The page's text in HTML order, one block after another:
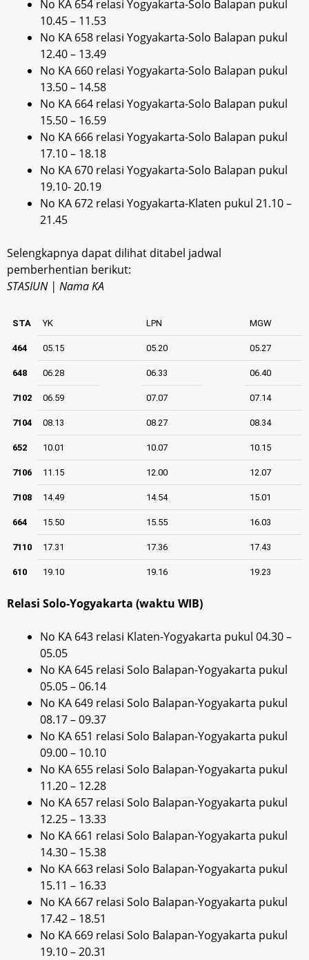
No KA 654 relasi Yogyakarta-Solo Balapan pukul
10.45 – 11.53
No KA 658 relasi Yogyakarta-Solo Balapan pukul
12.40 – 13.49
No KA 660 relasi Yogyakarta-Solo Balapan pukul
13.50 – 14.58
No KA 664 relasi Yogyakarta-Solo Balapan pukul
15.50 – 16.59
No KA 666 relasi Yogyakarta-Solo Balapan pukul
17.10 – 18.18
No KA 670 relasi Yogyakarta-Solo Balapan pukul
19.10- 20.19
No KA 672 relasi Yogyakarta-Klaten pukul 21.10 –
21.45
Selengkapnya dapat dilihat ditabel jadwal
pemberhentian berikut:
STASIUN | Nama KA
STA
464
648
7102
7104
652
7106
7108
664
7110
610
YK
05.15
06.28
06.59
08.13
10.01
11.15
14.49
15.50
17.31
19.10
LPN
05.20
06.33
07.07
08.27
10.07
12.00
14.54
15.55
17.36
19.16
MGW
05.27
06.40
07.14
08.34
10.15
12.07
15.01
16.03
17.43
19.23
Relasi Solo-Yogyakarta (waktu WIB)
No KA 643 relasi Klaten-Yogyakarta pukul 04.30 –
05.05
No KA 645 relasi Solo Balapan-Yogyakarta pukul
05.05 – 06.14
No KA 649 relasi Solo Balapan-Yogyakarta pukul
08.17 – 09.37
No KA 651 relasi Solo Balapan-Yogyakarta pukul
09.00 – 10.10
No KA 655 relasi Solo Balapan-Yogyakarta pukul
11.20 – 12.28
No KA 657 relasi Solo Balapan-Yogyakarta pukul
12.25 – 13.33
No KA 661 relasi Solo Balapan-Yogyakarta pukul
14.30 – 15.38
No KA 663 relasi Solo Balapan-Yogyakarta pukul
15.11 – 16.33
No KA 667 relasi Solo Balapan-Yogyakarta pukul
17.42 – 18.51
No KA 669 relasi Solo Balapan-Yogyakarta pukul
19.10 – 20.31